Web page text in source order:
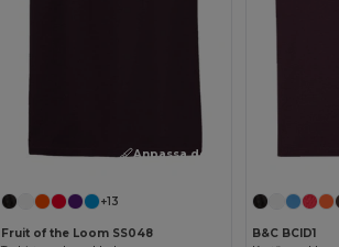
Anpassa det!
+13
Fruit of the Loom SS048
B&C BCID1